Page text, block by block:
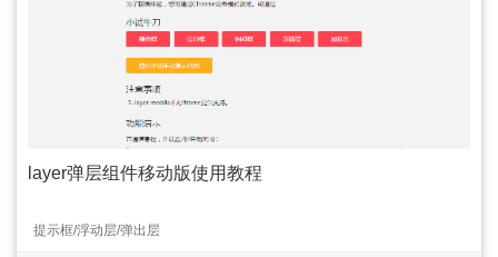
layer弹层组件移动版使用教程
提示框/浮动层/弹出层